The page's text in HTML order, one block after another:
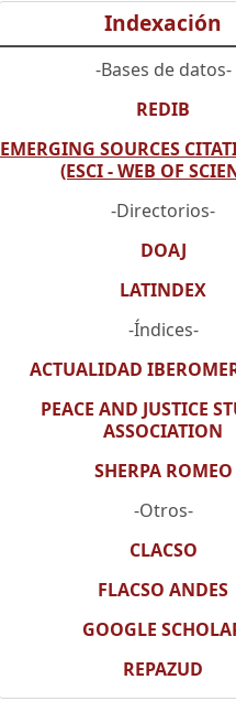
Indexación
-Bases de datos-
REDIB
EMERGING SOURCES
(ESCI - WEB OF
-Directorios-
DOAJ
LATINDEX
-Índices-
ACTUALIDAD
PEACE AND JUSTICE
ASSOCIATION
SHERPA ROMEO
-Otros-
CLACSO
FLACSO ANDES
GOOGLE
REPAZUD